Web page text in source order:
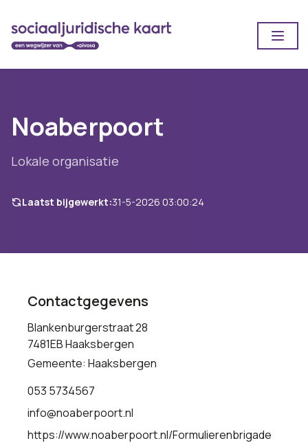
Noaberpoort
Lokale organisatie
Laatst bijgewerkt:31-5-2026 03:00:24
Contactgegevens
Blankenburgerstraat 28
7481EB Haaksbergen
Gemeente: Haaksbergen
053 5734567
info@noaberpoort.nl
https://www.noaberpoort.nl/Formulierenbrigade